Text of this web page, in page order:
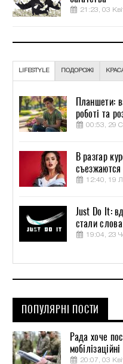
21:23, 03
LIFESTYLE ПОДОРОЖІ
Планшети:
роботі та
00:53, 29
В разгар
12:40, 19
Just Do It:
стали
19:04, 23
ПОПУЛЯРНІ ПОСТИ
Рада хоче
20:07, 03